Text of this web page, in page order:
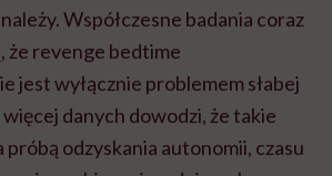
Współczesne badania coraz
że revenge bedtime
jest wyłącznie problemem słabej
danych dowodzi, że takie
odzyskania autonomii, czasu